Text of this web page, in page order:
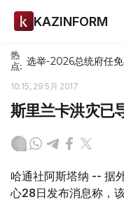
KAZINFORM
热
点: 选举-2026总统府任免
10:15, 29 5月 2017
斯里兰卡洪灾已
哈通社阿斯塔纳 -- 据
心28日发布消息称，